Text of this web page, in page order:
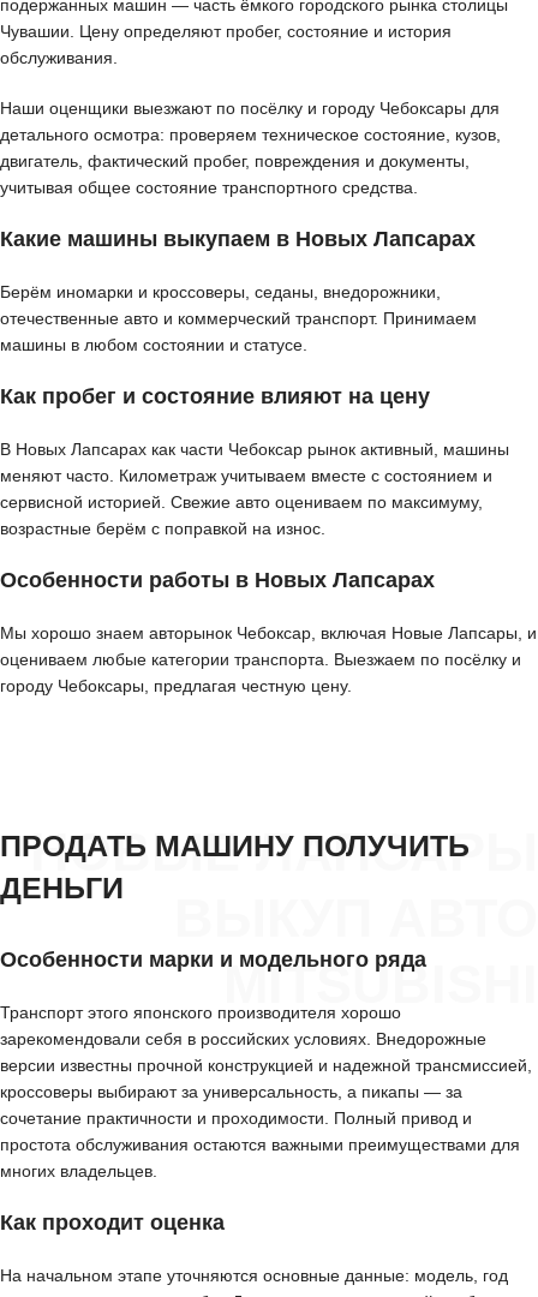
подержанных машин — часть ёмкого городского рынка столицы
Чувашии. Цену определяют пробег, состояние и история
обслуживания.
Наши оценщики выезжают по посёлку и городу Чебоксары для
детального осмотра: проверяем техническое состояние, кузов,
двигатель, фактический пробег, повреждения и документы,
учитывая общее состояние транспортного средства.
Какие машины выкупаем в Новых Лапсарах
Берём иномарки и кроссоверы, седаны, внедорожники,
отечественные авто и коммерческий транспорт. Принимаем
машины в любом состоянии и статусе.
Как пробег и состояние влияют на цену
В Новых Лапсарах как части Чебоксар рынок активный, машины
меняют часто. Километраж учитываем вместе с состоянием и
сервисной историей. Свежие авто оцениваем по максимуму,
возрастные берём с поправкой на износ.
Особенности работы в Новых Лапсарах
Мы хорошо знаем авторынок Чебоксар, включая Новые Лапсары, и
оцениваем любые категории транспорта. Выезжаем по посёлку и
городу Чебоксары, предлагая честную цену.
НОВЫЕ ЛАПСАРЫ
MITSUBISHI
ПРОДАТЬ МАШИНУ ПОЛУЧИТЬ
ДЕНЬГИ
Особенности марки и модельного ряда
Транспорт этого японского производителя хорошо
зарекомендовали себя в российских условиях. Внедорожные
версии известны прочной конструкцией и надежной трансмиссией,
кроссоверы выбирают за универсальность, а пикапы — за
сочетание практичности и проходимости. Полный привод и
простота обслуживания остаются важными преимуществами для
многих владельцев.
Как проходит оценка
На начальном этапе уточняются основные данные: модель, год